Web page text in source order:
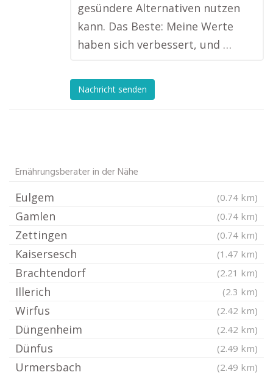
gesündere Alternativen nutzen
kann. Das Beste: Meine Werte
haben sich verbessert, und …
Nachricht senden
Ernährungsberater in der Nähe
Eulgem (0.74 km)
Gamlen (0.74 km)
Zettingen (0.74 km)
Kaisersesch (1.47 km)
Brachtendorf (2.21 km)
Illerich (2.3 km)
Wirfus (2.42 km)
Düngenheim (2.42 km)
Dünfus (2.49 km)
Urmersbach (2.49 km)